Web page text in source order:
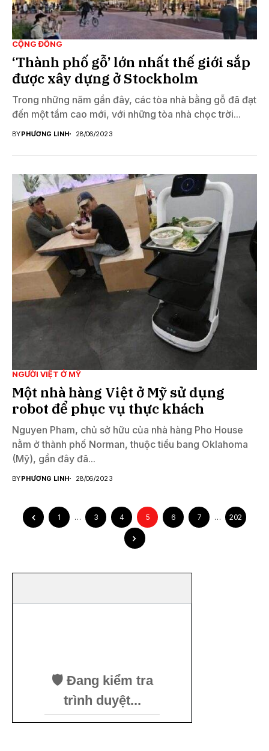
CỘNG ĐỒNG
‘Thành phố gỗ’ lớn nhất thế giới sắp
được xây dựng ở Stockholm
Trong những năm gần đây, các tòa nhà bằng gỗ đã đạt
đến một tầm cao mới, với những tòa nhà chọc trời...
BYPHƯƠNG LINH 28/06/2023
NGƯỜI VIỆT Ở MỸ
Một nhà hàng Việt ở Mỹ sử dụng
robot để phục vụ thực khách
Nguyen Pham, chủ sở hữu của nhà hàng Pho House
nằm ở thành phố Norman, thuộc tiểu bang Oklahoma
(Mỹ), gần đây đã...
BYPHƯƠNG LINH 28/06/2023
1 … 3 4 5 6 7 … 202